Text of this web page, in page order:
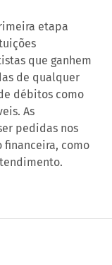
etapa
que ganhem
de qualquer
débitos como
As
pedidas nos
como